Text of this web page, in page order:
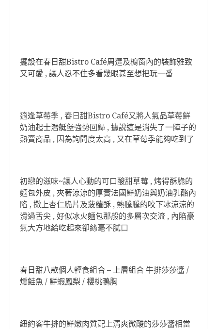
擺設在春日甜Bistro Café周遭及櫥窗內的裝飾雅致
又可愛 , 讓人忍不住多看幾眼甚至想把玩一番
適逢草莓季 , 春日甜Bistro Café又將人氣品草莓鮮
奶油起士潛艇堡強勢回歸 , 據說這是消失了一陣子的
熱賣商品 , 因為詢問度太高 , 又在草莓季能夠吃到了
初戀的滋味~讓人心動的可口酸甜草莓 , 烤得酥脆的
麵包外皮 , 夾著涼涼的厚實法國鮮奶油與奶油乳酪內
陷 , 撒上杏仁脆片及菠蘿酥 , 熱騰騰的咬下冰涼涼的
滑過舌尖 , 好似冰火麵包那般的多層次交流 , 內陷豪
氣大方地給吃起來卻絲毫不膩口
春日甜八款個人輕食組合 – 上層組合 牛排莎莎醬 /
燻鮭魚 / 鮮蝦鳳梨 / 櫻桃鴨胸
紐約客牛排的鮮嫩肉質配上清爽微酸的莎莎醬相當